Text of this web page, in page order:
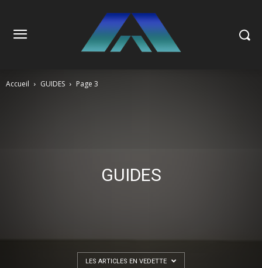
Accueil GUIDES Page 3
GUIDES
LES ARTICLES EN VEDETTE